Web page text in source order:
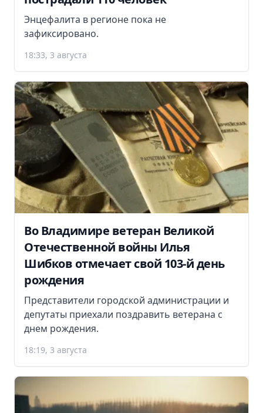
Энцефалита в регионе пока не
зафиксировано.
18:33, 3 августа
Во Владимире ветеран Великой
Отечественной войны Илья
Шибков отмечает свой 103-й день
рождения
Представители городской администрации и
депутаты приехали поздравить ветерана с
днем рождения.
18:19, 3 августа